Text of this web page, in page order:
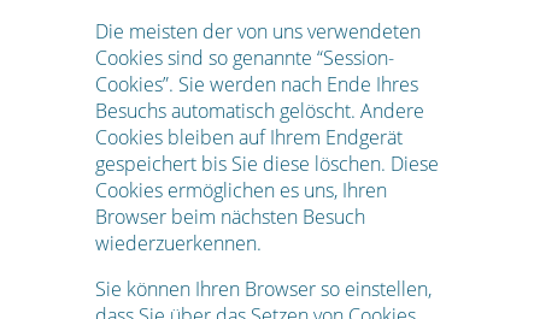
Die meisten der von uns verwendeten
Cookies sind so genannte “Session-
Cookies”. Sie werden nach Ende Ihres
Besuchs automatisch gelöscht. Andere
Cookies bleiben auf Ihrem Endgerät
gespeichert bis Sie diese löschen. Diese
Cookies ermöglichen es uns, Ihren
Browser beim nächsten Besuch
wiederzuerkennen.
Sie können Ihren Browser so einstellen,